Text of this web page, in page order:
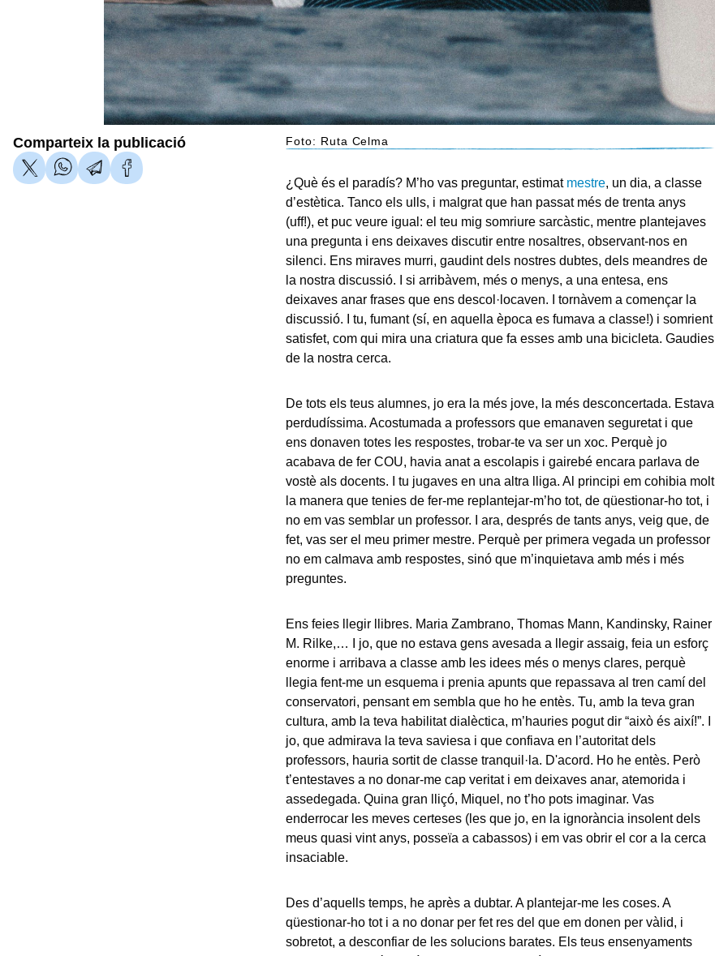
Foto: Ruta Celma
Comparteix la publicació
¿Què és el paradís? M’ho vas preguntar, estimat mestre, un dia, a classe
d’estètica. Tanco els ulls, i malgrat que han passat més de trenta anys
(uff!), et puc veure igual: el teu mig somriure sarcàstic, mentre plantejaves
una pregunta i ens deixaves discutir entre nosaltres, observant-nos en
silenci. Ens miraves murri, gaudint dels nostres dubtes, dels meandres de
la nostra discussió. I si arribàvem, més o menys, a una entesa, ens
deixaves anar frases que ens descol·locaven. I tornàvem a començar la
discussió. I tu, fumant (sí, en aquella època es fumava a classe!) i somrient
satisfet, com qui mira una criatura que fa esses amb una bicicleta. Gaudies
de la nostra cerca.
De tots els teus alumnes, jo era la més jove, la més desconcertada. Estava
perdudíssima. Acostumada a professors que emanaven seguretat i que
ens donaven totes les respostes, trobar-te va ser un xoc. Perquè jo
acabava de fer COU, havia anat a escolapis i gairebé encara parlava de
vostè als docents. I tu jugaves en una altra lliga. Al principi em cohibia molt
la manera que tenies de fer-me replantejar-m’ho tot, de qüestionar-ho tot, i
no em vas semblar un professor. I ara, després de tants anys, veig que, de
fet, vas ser el meu primer mestre. Perquè per primera vegada un professor
no em calmava amb respostes, sinó que m’inquietava amb més i més
preguntes.
Ens feies llegir llibres. Maria Zambrano, Thomas Mann, Kandinsky, Rainer
M. Rilke,… I jo, que no estava gens avesada a llegir assaig, feia un esforç
enorme i arribava a classe amb les idees més o menys clares, perquè
llegia fent-me un esquema i prenia apunts que repassava al tren camí del
conservatori, pensant em sembla que ho he entès. Tu, amb la teva gran
cultura, amb la teva habilitat dialèctica, m’hauries pogut dir “això és així!”. I
jo, que admirava la teva saviesa i que confiava en l’autoritat dels
professors, hauria sortit de classe tranquil·la. D'acord. Ho he entès. Però
t’entestaves a no donar-me cap veritat i em deixaves anar, atemorida i
assedegada. Quina gran lliçó, Miquel, no t’ho pots imaginar. Vas
enderrocar les meves certeses (les que jo, en la ignorància insolent dels
meus quasi vint anys, posseïa a cabassos) i em vas obrir el cor a la cerca
insaciable.
Des d’aquells temps, he après a dubtar. A plantejar-me les coses. A
qüestionar-ho tot i a no donar per fet res del que em donen per vàlid, i
sobretot, a desconfiar de les solucions barates. Els teus ensenyaments